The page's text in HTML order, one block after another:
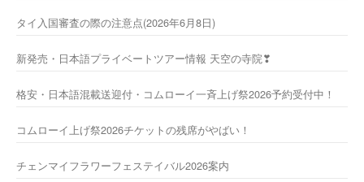
タイ入国審査の際の注意点(2026年6月8日)
新発売・日本語プライベートツアー情報 天空の寺院❣
格安・日本語混載送迎付・コムローイ一斉上げ祭2026予約受付中！
コムローイ上げ祭2026チケットの残席がやばい！
チェンマイフラワーフェステイバル2026案内